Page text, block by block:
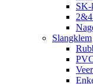
SK-
Slangklem